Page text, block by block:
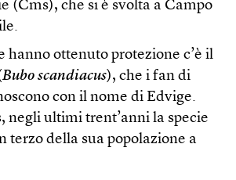
(Cms), che si è svolta a Campo
hanno ottenuto protezione c’è il
Bubo scandiacus), che i fan di
con il nome di Edvige.
negli ultimi trent’anni la specie
terzo della sua popolazione a